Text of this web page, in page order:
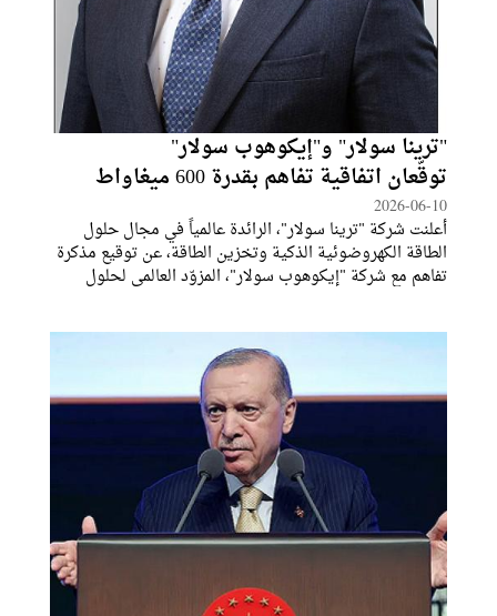
"ترينا سولار" و"إيكوهوب سولار"
توقّعان اتفاقية تفاهم بقدرة 600 ميغاواط
2026-06-10
أعلنت شركة "ترينا سولار"، الرائدة عالمياً في مجال حلول
الطاقة الكهروضوئية الذكية وتخزين الطاقة، عن توقيع مذكرة
تفاهم مع شركة "إيكوهوب سولار"، المزوّد العالمي لحلول